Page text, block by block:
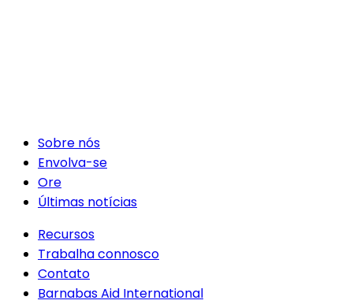
Sobre nós
Envolva-se
Ore
Últimas notícias
Recursos
Trabalha connosco
Contato
Barnabas Aid International